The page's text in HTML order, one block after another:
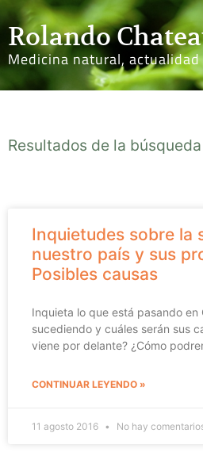
Rolando
Medicina natural,
Resultados de la búsqueda
Inquietudes sobre la
nuestro país y sus
Posibles causas
Inquieta lo que está pasando en
sucediendo y cuáles serán sus
viene por delante? ¿Cómo
CONTINUAR LEYENDO »
11 agosto 2016 No hay